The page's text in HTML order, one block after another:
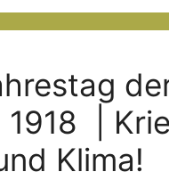
|
Klima!